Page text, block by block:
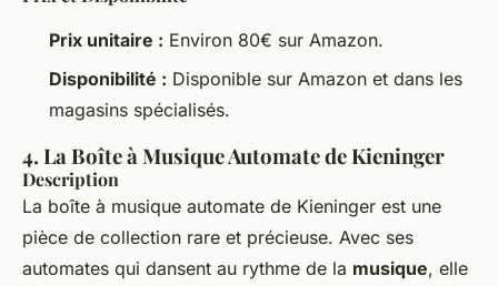
Prix unitaire : Environ 80€ sur Amazon.
Disponibilité : Disponible sur Amazon et dans les
magasins spécialisés.
4. La Boîte à Musique Automate de Kieninger
Description
La boîte à musique automate de Kieninger est une
pièce de collection rare et précieuse. Avec ses
automates qui dansent au rythme de la musique, elle